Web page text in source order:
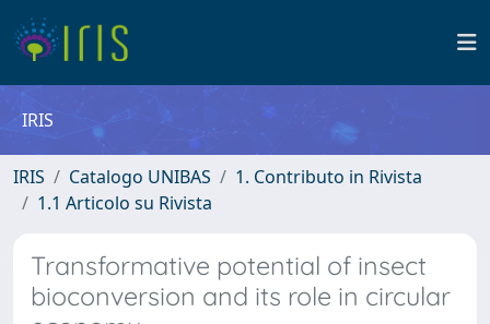
IRIS
IRIS Catalogo UNIBAS
1. Contributo in Rivista
1.1 Articolo su Rivista
Transformative potential of insect
bioconversion and its role in circular